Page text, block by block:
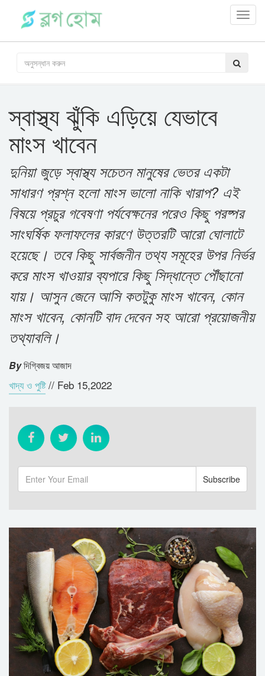
স্বাস্থ্য ঝুঁকি এড়িয়ে যেভাবে
মাংস খাবেন
দুনিয়া জুড়ে স্বাস্থ্য সচেতন মানুষের ভেতর একটা
সাধারণ প্রশ্ন হলো মাংস ভালো নাকি খারাপ? এই
বিষয়ে প্রচুর গবেষণা পর্যবেক্ষনের পরেও কিছু পরষ্পর
সাংঘর্ষিক ফলাফলের কারণে উত্তরটি আরো ঘোলাটে
হয়েছে। তবে কিছু সার্বজনীন তথ্য সমূহের উপর নির্ভর
করে মাংস খাওয়ার ব্যপারে কিছু সিদ্ধান্তে পৌঁছানো
যায়। আসুন জেনে আসি কতটুকু মাংস খাবেন, কোন
মাংস খাবেন, কোনটি বাদ দেবেন সহ আরো প্রয়োজনীয়
তথ্যাবলি।
Byদিগ্বিজয় আজাদ
খাদ্য ও পুষ্টি // Feb 15,2022